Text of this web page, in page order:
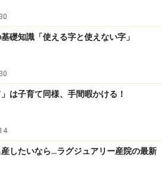
保育園ママＣさん
歳児に対応するのは、ちょっと
。資格的にも、幼稚園教諭とし
て学ぶのとでは、年齢の幅が違
齢の子どもをどう受け入れられる
なってくると思います。２歳児
世話的な別のノウハウも必要にな
る側の体制作りが欠かせません
礎知識「使える字と使えない字」
」は子育て同様、手間暇かける！
したいなら…ラグジュアリー産院の最新